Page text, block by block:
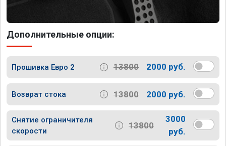
Дополнительные опции:
Прошивка Евро 2 13800 2000 руб.
Возврат стока 13800 2000 руб.
Снятие ограничителя
скорости
13800
3000
руб.